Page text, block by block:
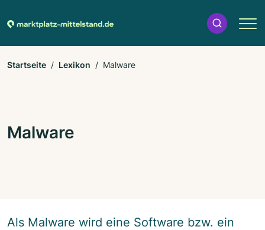
Startseite Lexikon Malware
Malware
Als Malware wird eine Software bzw. ein